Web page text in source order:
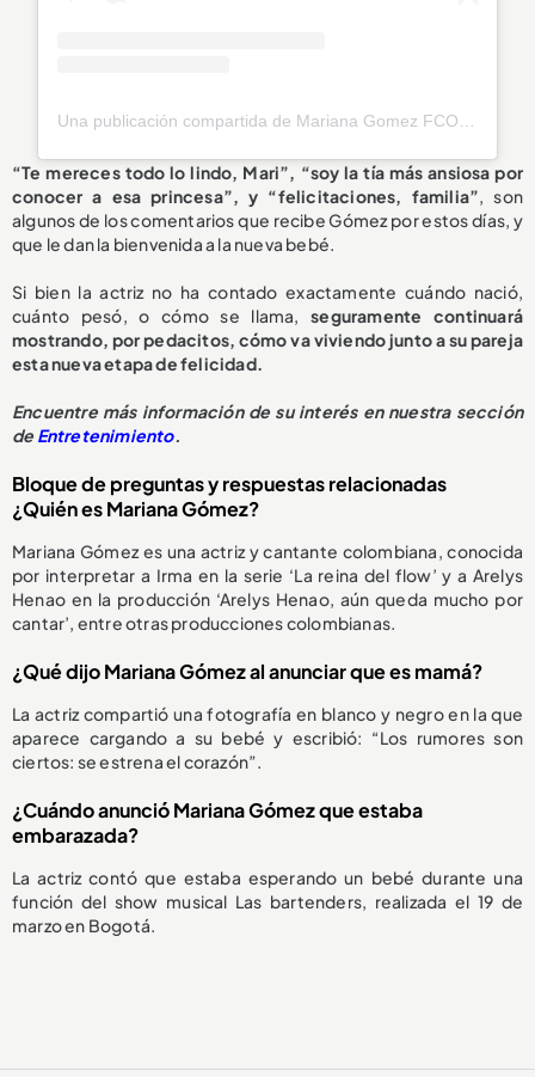
Una publicación compartida de Mariana Gomez FCO PR 🇵🇷🦋 (@marianagomez_pr)
“Te mereces todo lo lindo, Mari”, “soy la tía más ansiosa por
conocer a esa princesa”, y “felicitaciones, familia”, son
algunos de los comentarios que recibe Gómez por estos días, y
que le dan la bienvenida a la nueva bebé.
Si bien la actriz no ha contado exactamente cuándo nació,
cuánto pesó, o cómo se llama,seguramente continuará
mostrando, por pedacitos, cómo va viviendo junto a su pareja
esta nueva etapa de felicidad.
Encuentre más información de su interés en nuestra sección
deEntretenimiento.
Bloque de preguntas y respuestas relacionadas
¿Quién es Mariana Gómez?
Mariana Gómez es una actriz y cantante colombiana, conocida
por interpretar a Irma en la serie ‘La reina del flow’ y a Arelys
Henao en la producción ‘Arelys Henao, aún queda mucho por
cantar’, entre otras producciones colombianas.
¿Qué dijo Mariana Gómez al anunciar que es mamá?
La actriz compartió una fotografía en blanco y negro en la que
aparece cargando a su bebé y escribió: “Los rumores son
ciertos: se estrena el corazón”.
¿Cuándo anunció Mariana Gómez que estaba
embarazada?
La actriz contó que estaba esperando un bebé durante una
función del show musical Las bartenders, realizada el 19 de
marzo en Bogotá.